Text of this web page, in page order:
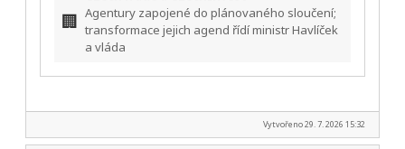
🏢 Agentury zapojené do plánovaného sloučení;
transformace jejich agend řídí ministr Havlíček
a vláda
Vytvořeno 29. 7. 2026 15:32